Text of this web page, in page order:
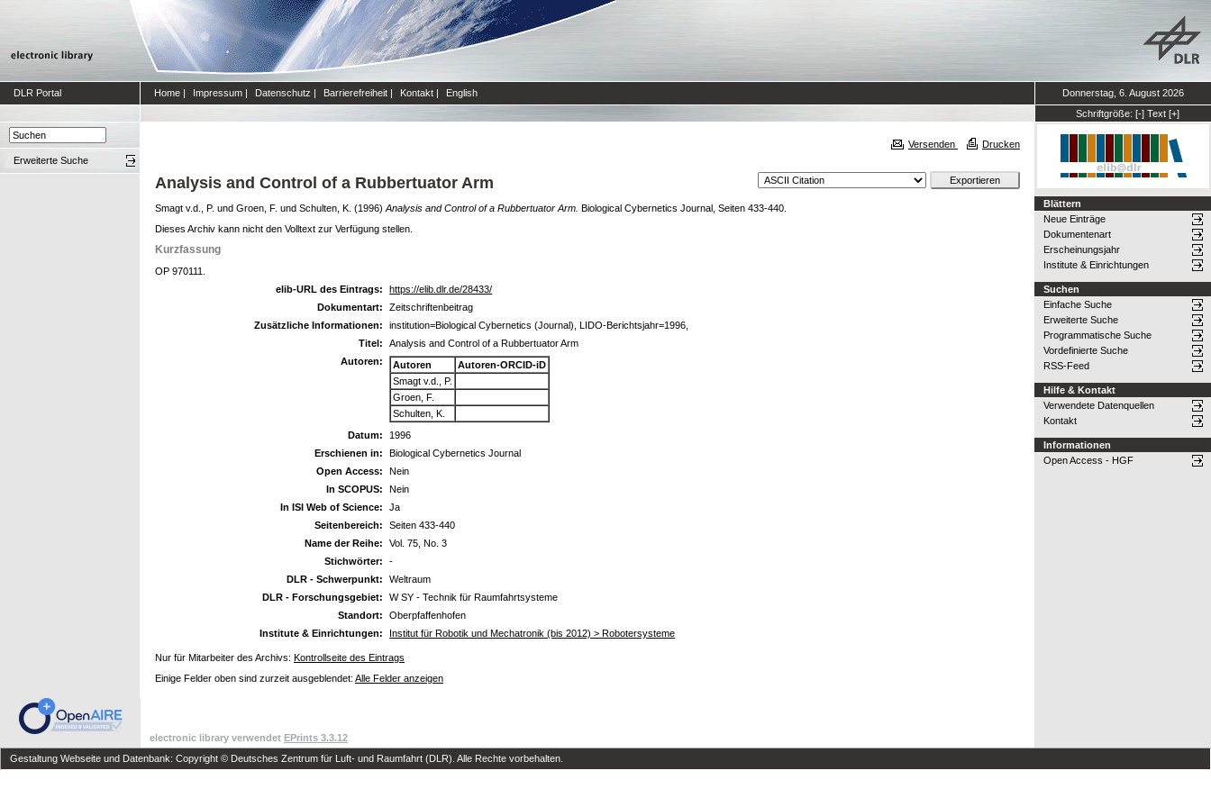
DLR Portal Home | Impressum | Datenschutz | Barrierefreiheit | Kontakt | English
Donnerstag, 6. August 2026
Schriftgröße: [-] Text [+]
Erweiterte Suche
Versenden Drucken
Analysis and Control of a Rubbertuator Arm
Smagt v.d., P. und Groen, F. und Schulten, K. (1996) Analysis and Control of a Rubbertuator Arm. Biological Cybernetics Journal, Seiten 433-440.
Dieses Archiv kann nicht den Volltext zur Verfügung stellen.
Kurzfassung
OP 970111.
elib-URL des Eintrags:
https://elib.dlr.de/28433/
Dokumentart:
Zeitschriftenbeitrag
Zusätzliche Informationen:
institution=Biological Cybernetics (Journal), LIDO-Berichtsjahr=1996,
Titel:
Analysis and Control of a Rubbertuator Arm
Autoren:
Autoren
Autoren-ORCID-iD
Smagt v.d., P.
Groen, F.
Schulten, K.
Datum:
1996
Erschienen in:
Biological Cybernetics Journal
Open Access:
Nein
In SCOPUS:
Nein
In ISI Web of Science:
Ja
Seitenbereich:
Seiten 433-440
Name der Reihe:
Vol. 75, No. 3
Stichwörter:
-
DLR - Schwerpunkt:
Weltraum
DLR - Forschungsgebiet:
W SY - Technik für Raumfahrtsysteme
Standort:
Oberpfaffenhofen
Institute & Einrichtungen:
Institut für Robotik und Mechatronik (bis 2012) > Robotersysteme
Nur für Mitarbeiter des Archivs: Kontrollseite des Eintrags
Einige Felder oben sind zurzeit ausgeblendet: Alle Felder anzeigen
Blättern
Neue Einträge
Dokumentenart
Erscheinungsjahr
Institute & Einrichtungen
Suchen
Einfache Suche
Erweiterte Suche
Programmatische Suche
Vordefinierte Suche
RSS-Feed
Hilfe & Kontakt
Verwendete Datenquellen
Kontakt
Informationen
Open Access - HGF
electronic library verwendet EPrints 3.3.12
Gestaltung Webseite und Datenbank: Copyright © Deutsches Zentrum für Luft- und Raumfahrt (DLR). Alle Rechte vorbehalten.